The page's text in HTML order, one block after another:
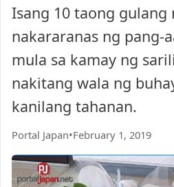
Isang 10 taong gulang
nakararanas ng pang-
mula sa kamay ng
nakitang wala ng
kanilang tahanan.
Portal Japan•February 1, 2019